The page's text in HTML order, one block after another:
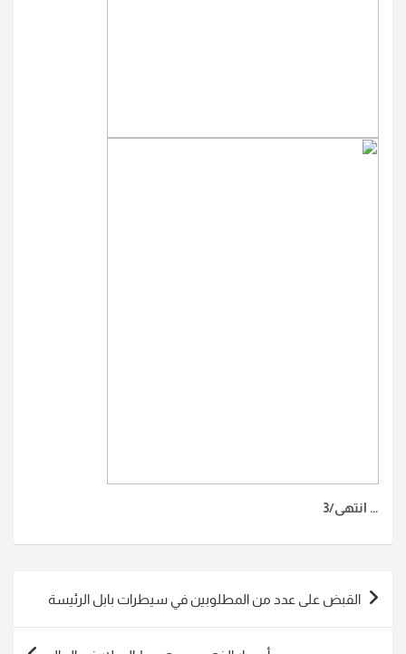
… انتهى/3
تصفّح
المقالات
القبض على عدد من المطلوبين في سيطرات بابل الرئيسة